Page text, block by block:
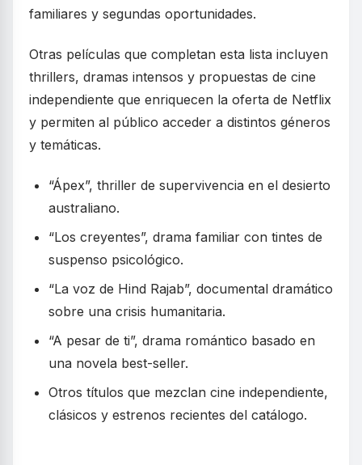
familiares y segundas oportunidades.
Otras películas que completan esta lista incluyen
thrillers, dramas intensos y propuestas de cine
independiente que enriquecen la oferta de Netflix
y permiten al público acceder a distintos géneros
y temáticas.
“Ápex”, thriller de supervivencia en el desierto
australiano.
“Los creyentes”, drama familiar con tintes de
suspenso psicológico.
“La voz de Hind Rajab”, documental dramático
sobre una crisis humanitaria.
“A pesar de ti”, drama romántico basado en
una novela best-seller.
Otros títulos que mezclan cine independiente,
clásicos y estrenos recientes del catálogo.